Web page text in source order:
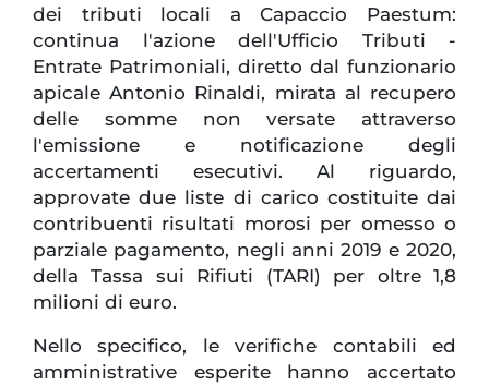
dei tributi locali a Capaccio Paestum:
continua l'azione dell'Ufficio Tributi -
Entrate Patrimoniali, diretto dal funzionario
apicale Antonio Rinaldi, mirata al recupero
delle somme non versate attraverso
l'emissione e notificazione degli
accertamenti esecutivi. Al riguardo,
approvate due liste di carico costituite dai
contribuenti risultati morosi per omesso o
parziale pagamento, negli anni 2019 e 2020,
della Tassa sui Rifiuti (TARI) per oltre 1,8
milioni di euro.
Nello specifico, le verifiche contabili ed
amministrative esperite hanno accertato